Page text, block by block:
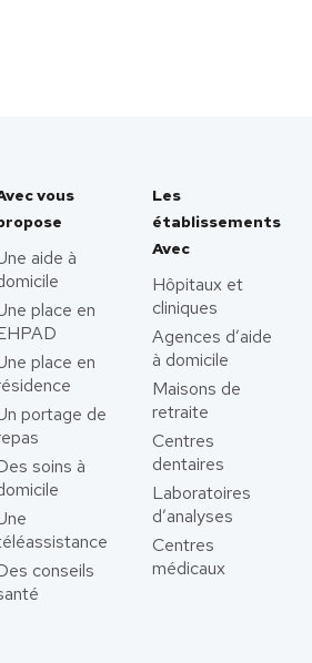
vous
aide à
place en
place en
portage de
soins à
conseils
Les
établissements
Avec
Hôpitaux et
cliniques
Agences d’aide
à domicile
Maisons de
retraite
Centres
dentaires
Laboratoires
d’analyses
Centres
médicaux